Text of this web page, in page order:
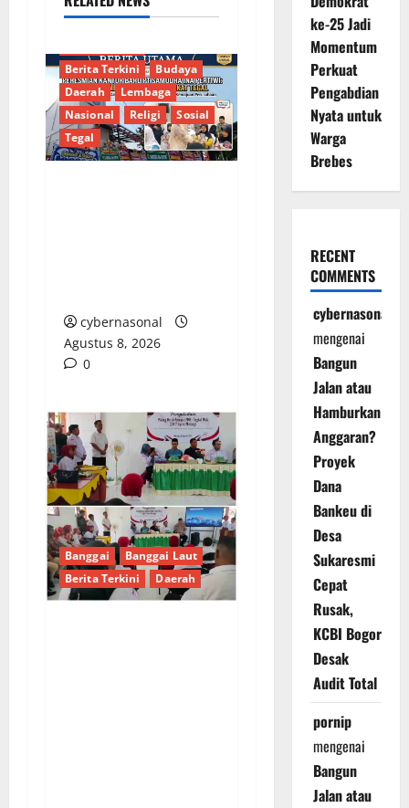
Berita Terkini
Budaya
Daerah
Lembaga
Nasional
Religi
Sosial
Tegal
cybernasonal
Agustus 8, 2026
0
Banggai
Banggai Laut
Berita Terkini
Daerah
ke-25 Jadi
Momentum
Perkuat
Pengabdian
Nyata untuk
Warga
Brebes
RECENT
COMMENTS
cybernasonal
mengenai
Bangun
Jalan atau
Hamburkan
Anggaran?
Proyek
Dana
Bankeu di
Desa
Sukaresmi
Cepat
Rusak,
KCBI Bogor
Desak
Audit Total
pornip
mengenai
Bangun
Jalan atau